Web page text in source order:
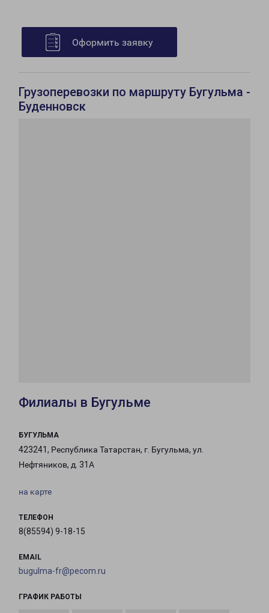
Оформить заявку
Грузоперевозки по маршруту Бугульма -
Буденновск
Филиалы в Бугульме
БУГУЛЬМА
423241, Республика Татарстан, г. Бугульма, ул.
Нефтяников, д. 31А
на карте
ТЕЛЕФОН
8(85594) 9-18-15
EMAIL
bugulma-fr@pecom.ru
ГРАФИК РАБОТЫ